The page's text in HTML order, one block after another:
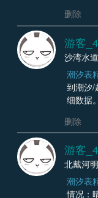
删除
游客
沙湾水
潮汐表
到潮汐/
细数据
删除
游客
北戴河
潮汐表
情况：